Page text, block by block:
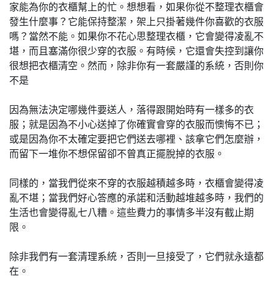
家能為你的衣櫃幫上的忙。想想看，如果你從不整理衣櫃會
發生什麼事？它能保持整潔，架上只掛著幾件你喜歡的衣服
嗎？當然不能。如果你不花心思整理衣櫃，它會變得凌亂不
堪，而且塞滿你很少穿的衣服。有時候，它還會失控到讓你
很想把衣櫃清空。然而，除非你有一套嚴謹的系統，否則你
不是
因為無法決定哪幾件要送人，落得跟開始時有一樣多的衣
服；就是因為不小心送掉了你確實會穿的衣服而懊悔不已；
或是因為你不太確定要把它們送去哪裡、該拿它們怎麼辦，
而留下一堆你不想保留卻不曾真正擺脫掉的衣服。
同樣的，當我們從來不穿的衣服越積越多時，衣櫃會變得凌
亂不堪；當我們好心答應的承諾和活動越堆越多時，我們的
生活也會變得亂七八糟。這些費力的事情多半沒有截止期
限。
除非我們有一套清理系統，否則一旦接受了，它們就永遠都
在。